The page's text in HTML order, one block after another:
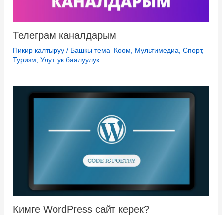
Телеграм каналдарым
Пикир калтыруу / Башкы тема Коом Мультимедиа ,Спорт,
Туризм ,Улуттук баалуулук
Кимге WordPress сайт керек?